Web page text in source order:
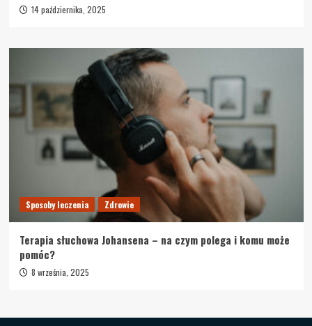
14 października, 2025
Sposoby leczenia Zdrowie
Terapia słuchowa Johansena – na czym polega i komu może
pomóc?
8 września, 2025